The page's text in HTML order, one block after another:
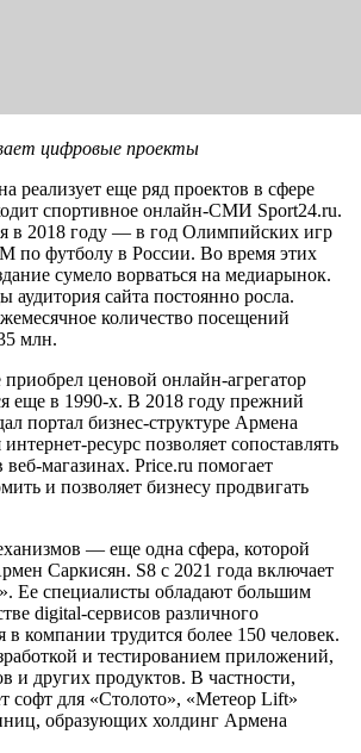
цифровые проекты
реализует еще ряд проектов в сфере
спортивное онлайн-СМИ Sport24.ru.
в 2018 году — в год Олимпийских игр
футболу в России. Во время этих
сумело ворваться на медиарынок.
сайта постоянно росла.
количество посещений
млн.
ценовой онлайн-агрегатор
еще в 1990-х. В 2018 году прежний
портал бизнес-структуре Армена
ресурс позволяет сопоставлять
веб-магазинах. Price.ru помогает
и позволяет бизнесу продвигать
— еще одна сфера, которой
Саркисян. S8 с 2021 года включает
Ее специалисты обладают большим
digital-сервисов различного
в компании трудится более 150 человек.
и тестированием приложений,
и других продуктов. В частности,
софт для «Столото», «Метеор Lift»
образующих холдинг Армена